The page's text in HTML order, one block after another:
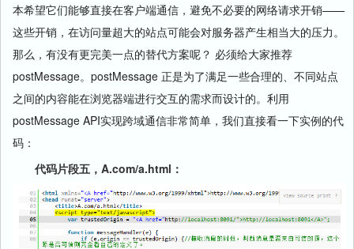
本希望它们能够直接在客户端通信，避免不必要的网络请求开销——
这些开销，在访问量超大的站点可能会对服务器产生相当大的压力。
那么，有没有更完美一点的替代方案呢？ 必须给大家推荐
postMessage。postMessage 正是为了满足一些合理的、不同站点
之间的内容能在浏览器端进行交互的需求而设计的。利用
postMessage API实现跨域通信非常简单，我们直接看一下实例的代
码：
代码片段五， A.com/a.html ：